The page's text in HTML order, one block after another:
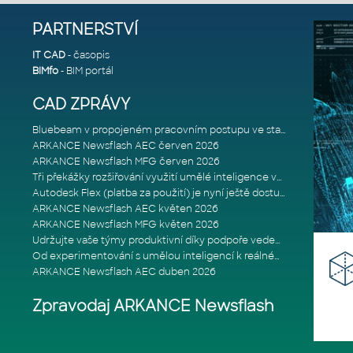
PARTNERSTVÍ
IT CAD- časopis
BIMfo- BIM portál
CAD ZPRÁVY
Bluebeam v propojeném pracovním postupu ve stavebnictví: Proč je int
ARKANCE Newsflash AEC červen 2026
ARKANCE Newsflash MFG červen 2026
Tři překážky rozšiřování využití umělé inteligence ve stavebním prům
Autodesk Flex (platba za použití) je nyní ještě dostupnější
ARKANCE Newsflash AEC květen 2026
ARKANCE Newsflash MFG květen 2026
Udržujte vaše týmy produktivní díky podpoře vedené odborníky
Od experimentování s umělou inteligencí k reálnému dopadu na podniká
ARKANCE Newsflash AEC duben 2026
Zpravodaj ARKANCE Newsflash